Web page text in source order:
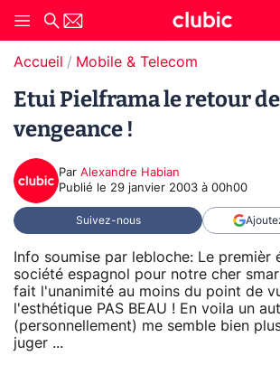
Accueil Mobile & Telecom
Etui Pielframa le retour
vengeance !
Par Alexandre Habian
Publié le 29 janvier 2003 à 00h00
Suivez-nous
Info soumise par lebloche: Le premièr
société espagnol pour notre cher
fait l'unanimité au moins du point de
l'esthétique PAS BEAU ! En voila un
(personnellement) me semble bien
juger ...